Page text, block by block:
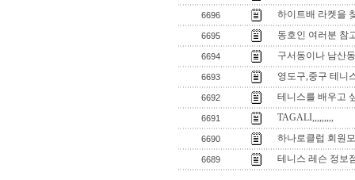
6696 하이트배 라켓을
6695 동호인 여러분 참
6694 구서동이나 남산
6693 영도구,중구 테니
6692 테니스를 배우고
6691 TAGALI,,,,,,,,,
6690 하나로클럽 회원
6689 테니스 레슨 정보